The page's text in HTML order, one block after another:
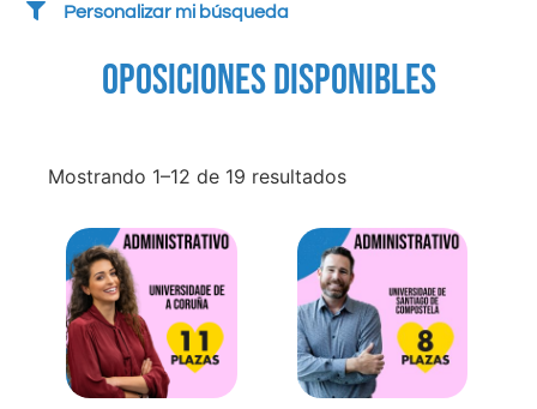
Personalizar mi búsqueda
OPOSICIONES DISPONIBLES
Mostrando 1–12 de 19 resultados